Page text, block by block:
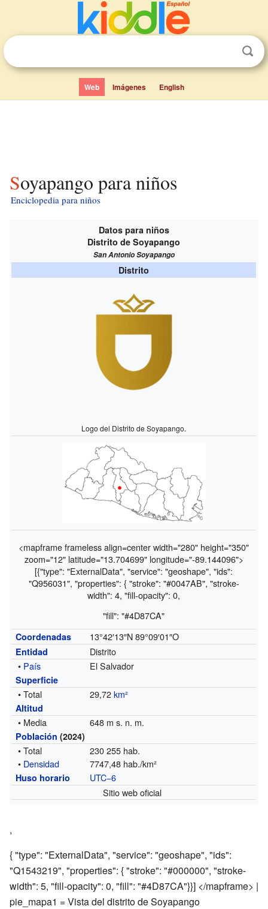
Web Imágenes English
Soyapango para niños
Enciclopedia para niños
Datos para niños
Distrito de Soyapango
San Antonio Soyapango
Distrito
Logo del Distrito de Soyapango.
<mapframe frameless align=center width="280" height="350"
zoom="12" latitude="13.704699" longitude="-89.144096">
[{"type": "ExternalData", "service": "geoshape", "ids":
"Q956031", "properties": { "stroke": "#0047AB", "stroke-
width": 4, "fill-opacity": 0,
"fill": "#4D87CA"
Coordenadas 13°42′13″N 89°09′01″O
Entidad
Distrito
• País El Salvador
Superficie
• Total 29,72km²
Altitud
• Media 648 m s. n. m.
Población (2024)
• Total
230 255 hab.
• Densidad 7747,48 hab./km²
Huso horario
UTC−6
Sitio web oficial
,
{ "type": "ExternalData", "service": "geoshape", "ids":
"Q1543219", "properties": { "stroke": "#000000", "stroke-
width": 5, "fill-opacity": 0, "fill": "#4D87CA"}}] </mapframe> |
pie_mapa1 = Vista del distrito de Soyapango